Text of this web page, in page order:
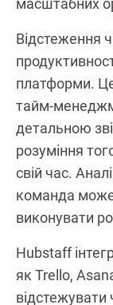
Відстеження
платформи.
тайм-
детальною
розуміння
свій час.
команда
виконувати
Hubstaff
як Trello,
відстежувати